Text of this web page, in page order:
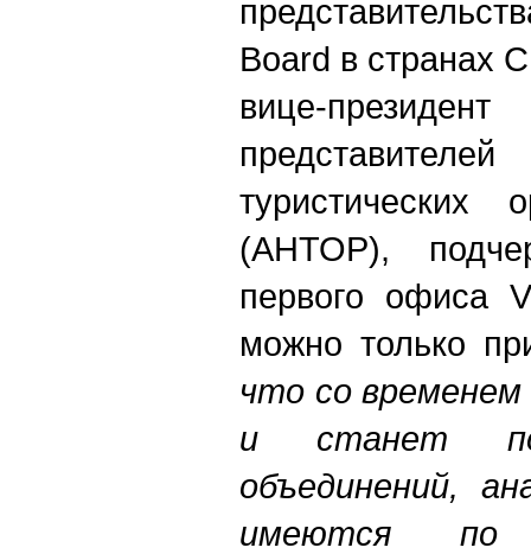
Board в странах
вице-
туристических
(АНТОР),
первого офиса
можно только
что со
и станет
объединений,
имеются